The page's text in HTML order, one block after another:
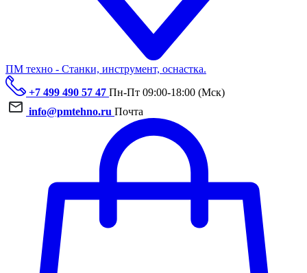
ПМ техно - Станки, инструмент, оснастка.
+7 499 490 57 47 Пн-Пт 09:00-18:00 (Мск)
info@pmtehno.ru Почта